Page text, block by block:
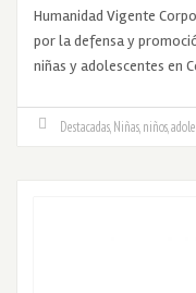
Humanidad Vigente
por la defensa y
niñas y adolescentes en
Destacadas, Niñas, niños,